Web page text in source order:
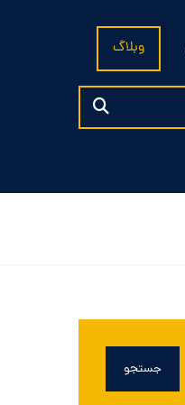
وبلاگ
جستجو